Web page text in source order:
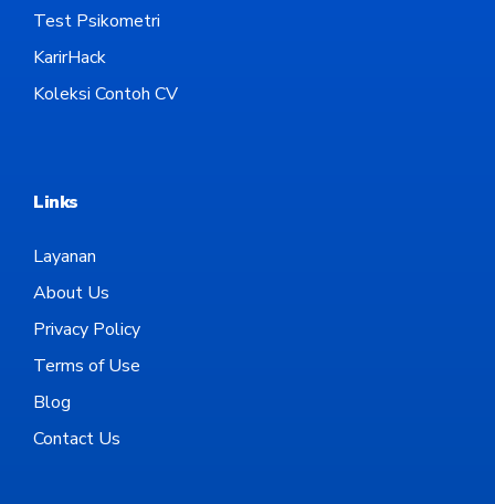
Test Psikometri
KarirHack
Koleksi Contoh CV
Links
Layanan
About Us
Privacy Policy
Terms of Use
Blog
Contact Us